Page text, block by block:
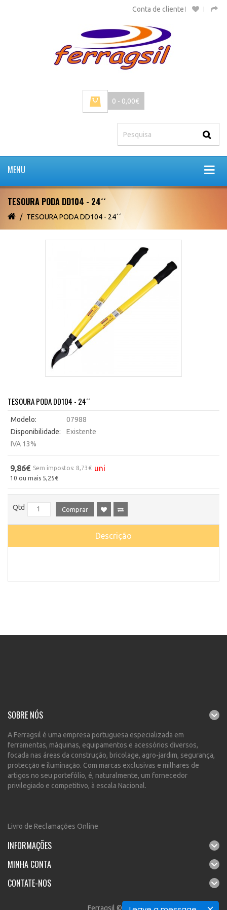
Conta de cliente
0 - 0,00€
MENU
TESOURA PODA DD104 - 24´´
TESOURA PODA DD104 - 24´´
TESOURA PODA DD104 - 24´´
Modelo:
07988
Disponibilidade:
Existente
IVA 13%
9,86€ Sem impostos: 8,73€ uni
10 ou mais 5,25€
Qtd Comprar
Descrição
SOBRE NÓS
A Ferragsil é uma empresa portuguesa especializada em
ferramentas, máquinas, equipamentos e acessórios diversos,
focada nas áreas da construção, bricolage, agro-jardim, segurança,
protecção e iluminação. Com marcas exclusivas e milhares de
artigos no seu portefólio, é, naturalmente, um fornecedor
privilegiado e competitivo, à escala Nacional.
Livro de Reclamações Online
INFORMAÇÕES
MINHA CONTA
CONTATE-NOS
Ferragsil © 2026